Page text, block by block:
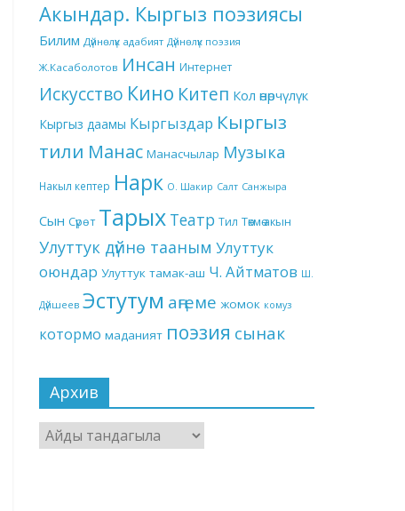
Акындар. Кыргыз поэзиясы
Билим Дүйнөлүк адабият Дүйнөлүк поэзия
Ж.Касаболотов Инсан Интернет
Искусство Кино Китеп Кол өнөрчүлүк
Кыргыз даамы Кыргыздар Кыргыз
тили Манас Манасчылар Музыка
Накыл кептер Нарк О. Шакир Салт Санжыра
Сын Сүрөт Тарых Театр Тил Төкмө акын
Улуттук дүйнө тааным Улуттук
оюндар Улуттук тамак-аш Ч. Айтматов Ш.
Дүйшеев Эстутум аңгеме жомок комуз
котормо маданият поэзия сынак
Архив
Архив